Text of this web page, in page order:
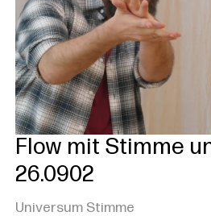
Flow mit Stimme
26.0902
Universum Stimme